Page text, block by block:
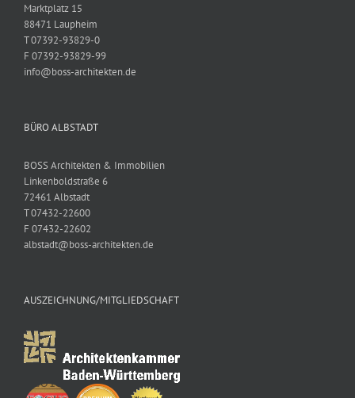
Marktplatz 15
88471 Laupheim
T 07392-93829-0
F 07392-93829-99
info@boss-architekten.de
BÜRO ALBSTADT
BOSS Architekten & Immobilien
Linkenboldstraße 6
72461 Albstadt
T 07432-22600
F 07432-22602
albstadt@boss-architekten.de
AUSZEICHNUNG/MITGLIEDSCHAFT